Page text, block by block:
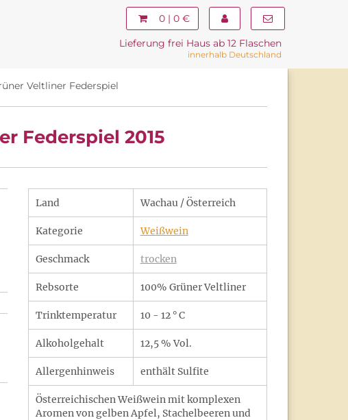
0 | 0 €
Lieferung frei Haus ab 12 Flaschen
innerhalb Deutschland
Veltliner Federspiel
Federspiel 2015
Land Wachau / Österreich
Kategorie Weißwein
Geschmack trocken
Rebsorte 100% Grüner Veltliner
Trinktemperatur 10 - 12 ° C
Alkoholgehalt 12,5 % Vol.
Allergenhinweis enthält Sulfite
Österreichischen Weißwein mit komplexen
Aromen von gelben Apfel, Stachelbeeren und